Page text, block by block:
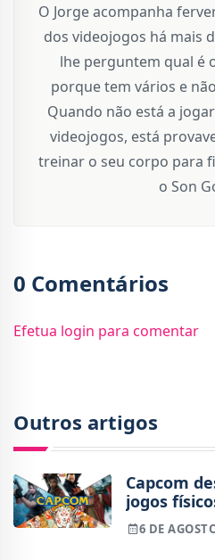
O Jorge acompanha
dos videojogos há mais
lhe perguntem qual é
porque tem vários e
Quando não está a
videojogos, está
treinar o seu corpo para
o Son
0 Comentários
Efetua login para comentar
Outros artigos
Capcom
jogos
6 DE